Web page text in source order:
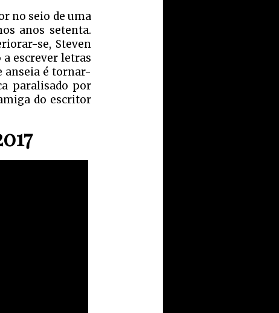
no seio de uma
anos setenta.
se, Steven
a escrever letras
anseia é tornar-
paralisado por
do escritor